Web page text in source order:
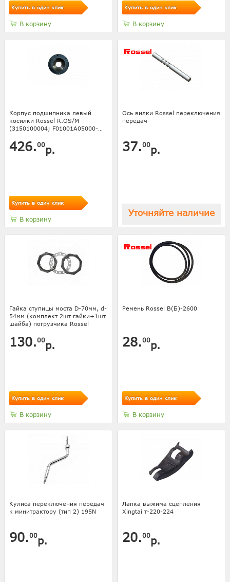
Купить в один клик
В корзину
Купить в один клик
В корзину
Корпус подшипника левый
косилки Rossel R.OS/M
(3150100004; F01001A05000-
001)
426.00р.
Купить в один клик
В корзину
Ось вилки Rossel переключения
передач
37.00р.
Уточняйте наличие
Гайка ступицы моста D-70мм, d-
54мм (комплект 2шт гайки+1шт
шайба) погрузчика Rossel
130.00р.
Купить в один клик
В корзину
Ремень Rossel В(Б)-2600
28.00р.
Купить в один клик
В корзину
Кулиса переключения передач
к минитрактору (тип 2) 195N
90.00р.
Лапка выжима сцепления
Xingtai т-220-224
20.00р.